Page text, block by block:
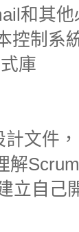
和其他
制系
庫
文件
解
立自己